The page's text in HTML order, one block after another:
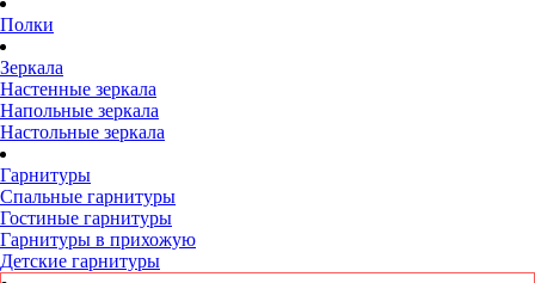
Полки
Зеркала
Настенные зеркала
Напольные зеркала
Настольные зеркала
Гарнитуры
Спальные гарнитуры
Гостиные гарнитуры
Гарнитуры в прихожую
Детские гарнитуры